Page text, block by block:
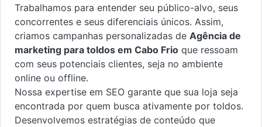
Trabalhamos para entender seu público-alvo, seus
concorrentes e seus diferenciais únicos. Assim,
criamos campanhas personalizadas de Agência de
marketing para toldos em Cabo Frio que ressoam
com seus potenciais clientes, seja no ambiente
online ou offline.
Nossa expertise em SEO garante que sua loja seja
encontrada por quem busca ativamente por toldos.
Desenvolvemos estratégias de conteúdo que